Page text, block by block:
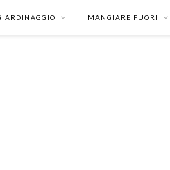
MANGIARE FUORI